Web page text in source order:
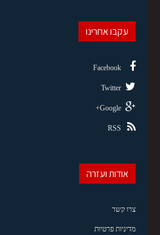
עקבו אחרינו
Facebook
Twitter
Google+
RSS
אודות ועזרה
צרו קשר
מדיניות פרטיות